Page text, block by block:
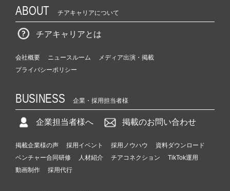
ABOUT チアキャリアについて
チアキャリアとは
会社概要 ニュースルーム
メディア出演・掲載
プライバシーポリシー
BUSINESS 企業・採用担当者様
企業担当者様へ 掲載のお問い合わせ
掲載企業様の声 採用イベント 採用ノウハウ
資料ダウンロード
ベンチャー合同研修
人材紹介 チアコネクション
TikTok運用
動画制作
採用代行